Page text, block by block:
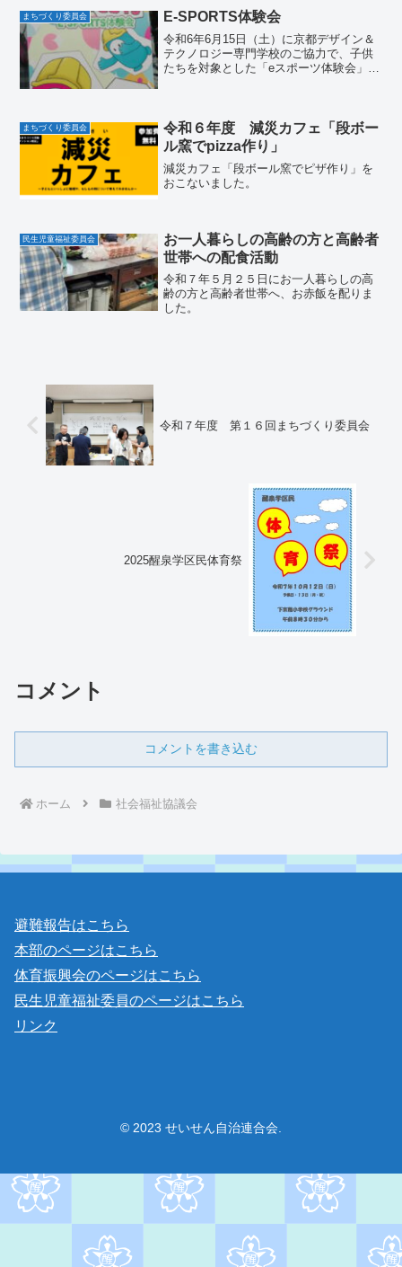
まちづくり委員会 E-SPORTS体験会
令和6年6月15日（土）に京都デザイン＆
テクノロジー専門学校のご協力で、子供
たちを対象とした「eスポーツ体験会」を
まちづくり委員会
令和６年度 減災カフェ「段ボー
ル窯でpizza作り」
減災カフェ「段ボール窯でピザ作り」を
おこないました。
民生児童福祉委員会
お一人暮らしの高齢の方と高齢者
世帯への配食活動
令和７年５月２５日にお一人暮らしの高
齢の方と高齢者世帯へ、お赤飯を配りま
した。
令和７年度 第１６回まちづくり委員会
2025醒泉学区民体育祭
コメント
コメントを書き込む
ホーム 社会福祉協議会
避難報告はこちら
本部のページはこちら
体育振興会のページはこちら
民生児童福祉委員のページはこちら
リンク
© 2023 せいせん自治連合会.